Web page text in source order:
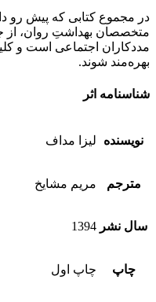
در مجموع کتابی که پیش رو
متخصصان بهداشتِ روان، از
مددکاران اجتماعی است و
بهره‌مند شوند.
شناسنامه اثر
نویسنده ليزا مداف
مترجم مريم مشايخ
سال نشر 1394
چاپ چاپ اول